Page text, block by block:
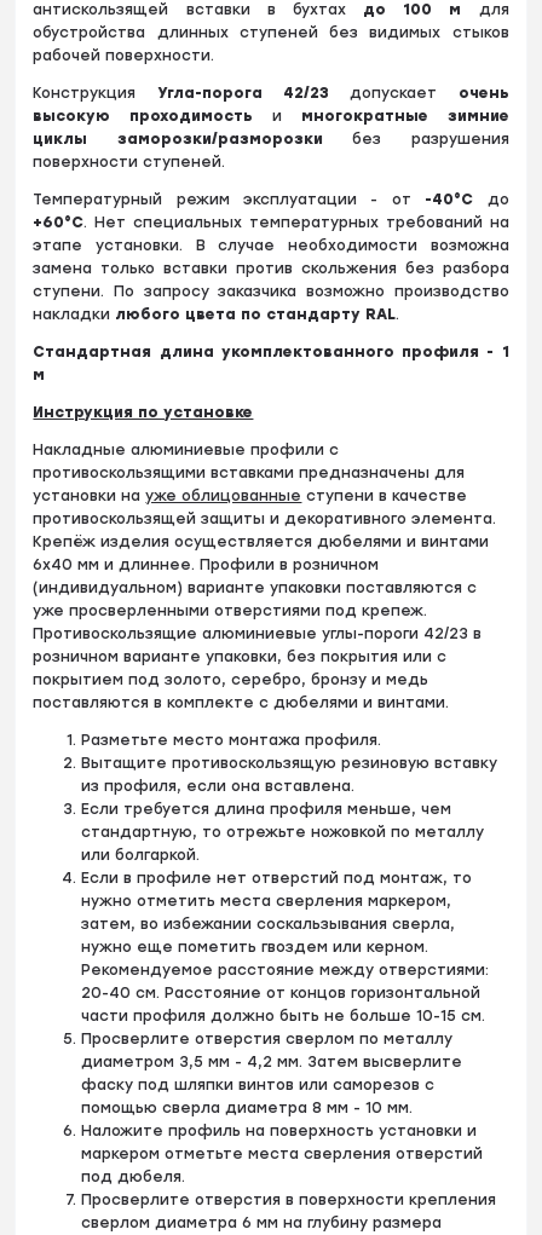
антискользящей вставки в бухтах до 100 м для
обустройства длинных ступеней без видимых стыков
рабочей поверхности.
Конструкция Угла-порога 42/23 допускает
очень
высокую проходимость и многократные зимние
циклы заморозки/разморозки без разрушения
поверхности ступеней.
Температурный режим эксплуатации - от -40°С до
+60°С. Нет специальных температурных требований на
этапе установки. В случае необходимости возможна
замена только вставки против скольжения без разбора
ступени. По запросу заказчика возможно производство
накладки любого цвета по стандарту RAL.
Стандартная длина укомплектованного профиля - 1
м
Инструкция по установке
Накладные алюминиевые профили с
противоскользящими вставками предназначены для
установки науже облицованные ступени в качестве
противоскользящей защиты и декоративного элемента.
Крепёж изделия осуществляется дюбелями и винтами
6х40 мм и длиннее. Профили в розничном
(индивидуальном) варианте упаковки поставляются с
уже просверленными отверстиями под крепеж.
Противоскользящие алюминиевые углы-пороги 42/23 в
розничном варианте упаковки, без покрытия или с
покрытием под золото, серебро, бронзу и медь
поставляются в комплекте с дюбелями и винтами.
Разметьте место монтажа профиля.
Вытащите противоскользящую резиновую вставку
из профиля, если она вставлена.
Если требуется длина профиля меньше, чем
стандартную, то отрежьте ножовкой по металлу
или болгаркой.
Если в профиле нет отверстий под монтаж, то
нужно отметить места сверления маркером,
затем, во избежании соскальзывания сверла,
нужно еще пометить гвоздем или керном.
Рекомендуемое расстояние между отверстиями:
20-40 см. Расстояние от концов горизонтальной
части профиля должно быть не больше 10-15 см.
Просверлите отверстия сверлом по металлу
диаметром 3,5 мм - 4,2 мм. Затем высверлите
фаску под шляпки винтов или саморезов с
помощью сверла диаметра 8 мм - 10 мм.
Наложите профиль на поверхность установки и
маркером отметьте места сверления отверстий
под дюбеля.
Просверлите отверстия в поверхности крепления
сверлом диаметра 6 мм на глубину размера